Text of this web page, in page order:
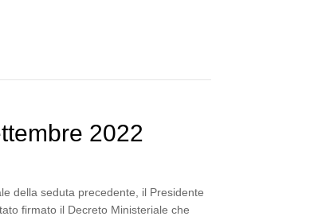
2022
della seduta precedente, il Presidente
firmato il Decreto Ministeriale che